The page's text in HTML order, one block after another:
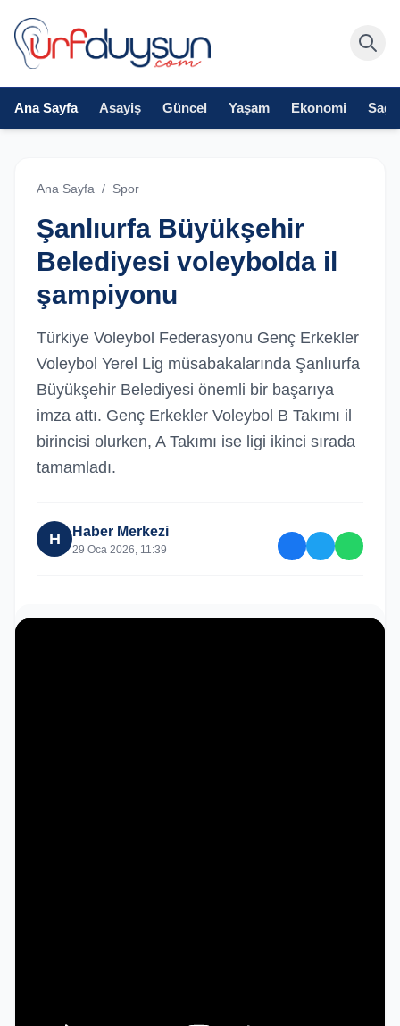
Ana Sayfa Asayiş Güncel Yaşam Ekonomi
Ana Sayfa / Spor
Şanlıurfa Büyükşehir
Belediyesi voleybolda il
şampiyonu
Türkiye Voleybol Federasyonu Genç Erkekler
Voleybol Yerel Lig müsabakalarında Şanlıurfa
Büyükşehir Belediyesi önemli bir başarıya
imza attı. Genç Erkekler Voleybol B Takımı il
birincisi olurken, A Takımı ise ligi ikinci sırada
tamamladı.
H Haber Merkezi
29 Oca 2026, 11:39